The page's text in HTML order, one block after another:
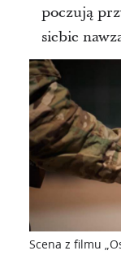
poczują
siebie
Scena z filmu